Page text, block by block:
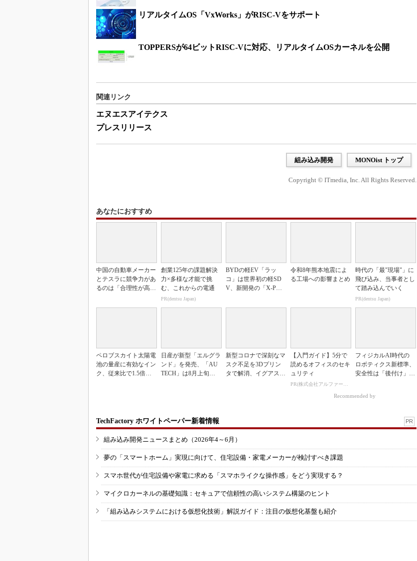
リアルタイムOS「VxWorks」がRISC-Vをサポート
TOPPERSが64ビットRISC-Vに対応、リアルタイムOSカーネルを公開
関連リンク
エヌエスアイテクス
プレスリリース
組み込み開発 MONOist トップ
Copyright © ITmedia, Inc. All Rights Reserved.
あなたにおすすめ
中国の自動車メーカー
とテスラに競争力があ
るのは「合理性が高
創業125年の課題解決
力×多様な才能で挑
む、これからの電通
PR(dentsu Japan)
BYDの軽EV「ラッ
コ」は世界初の軽SD
V、新開発の「X-PAC
令和8年熊本地震によ
る工場への影響まとめ
時代の「最"現場"」に
飛び込み、当事者とし
て踏み込んでいく
PR(dentsu Japan)
ペロブスカイト太陽電
池の量産に有効なイン
ク、従来比で1.5倍の
日産が新型「エルグラ
ンド」を発売、「AU
TECH」は8月上旬に
新型コロナで深刻なマ
スク不足を3Dプリン
タで解消、イグアスが
【入門ガイド】5分で
読めるオフィスのセキ
ュリティ
PR(株式会社アルファーテクノ)
フィジカルAI時代の
ロボティクス新標準、
安全性は「後付け」で
Recommended by
TechFactory ホワイトペーパー新着情報 PR
組み込み開発ニュースまとめ（2026年4～6月）
夢の「スマートホーム」実現に向けて、住宅設備・家電メーカーが検討すべき課題
スマホ世代が住宅設備や家電に求める「スマホライクな操作感」をどう実現する？
マイクロカーネルの基礎知識：セキュアで信頼性の高いシステム構築のヒント
「組み込みシステムにおける仮想化技術」解説ガイド：注目の仮想化基盤も紹介